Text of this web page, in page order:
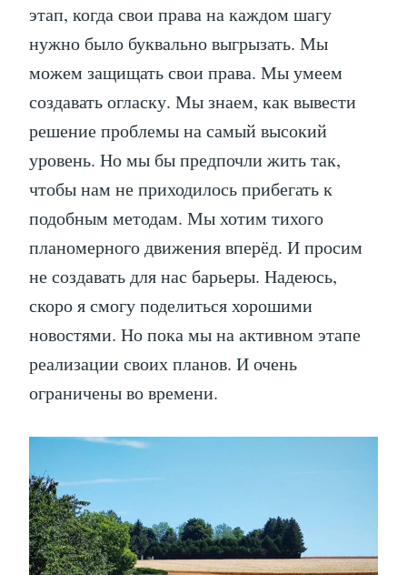
этап, когда свои права на каждом шагу
нужно было буквально выгрызать. Мы
можем защищать свои права. Мы умеем
создавать огласку. Мы знаем, как вывести
решение проблемы на самый высокий
уровень. Но мы бы предпочли жить так,
чтобы нам не приходилось прибегать к
подобным методам. Мы хотим тихого
планомерного движения вперёд. И просим
не создавать для нас барьеры. Надеюсь,
скоро я смогу поделиться хорошими
новостями. Но пока мы на активном этапе
реализации своих планов. И очень
ограничены во времени.